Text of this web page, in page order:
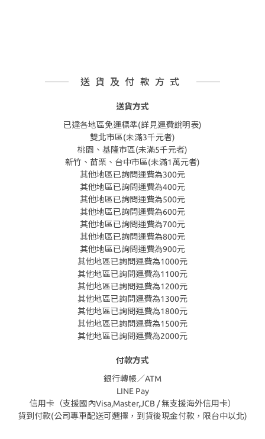
送貨及付款方式
送貨方式
已達各地區免運標準(詳見運費說明表)
雙北市區(未滿3千元者)
桃園、基隆市區(未滿5千元者)
新竹、苗栗、台中市區(未滿1萬元者)
其他地區已詢問運費為300元
其他地區已詢問運費為400元
其他地區已詢問運費為500元
其他地區已詢問運費為600元
其他地區已詢問運費為700元
其他地區已詢問運費為800元
其他地區已詢問運費為900元
其他地區已詢問運費為1000元
其他地區已詢問運費為1100元
其他地區已詢問運費為1200元
其他地區已詢問運費為1300元
其他地區已詢問運費為1800元
其他地區已詢問運費為1500元
其他地區已詢問運費為2000元
付款方式
銀行轉帳／ATM
LINE Pay
信用卡（支援國內Visa,Master,JCB / 無支援海外信用卡）
貨到付款(公司專車配送可選擇，到貨後現金付款，限台中以北)